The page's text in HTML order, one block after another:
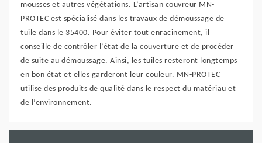
mousses et autres végétations. L’artisan couvreur MN-
PROTEC est spécialisé dans les travaux de démoussage de
tuile dans le 35400. Pour éviter tout enracinement, il
conseille de contrôler l’état de la couverture et de procéder
de suite au démoussage. Ainsi, les tuiles resteront longtemps
en bon état et elles garderont leur couleur. MN-PROTEC
utilise des produits de qualité dans le respect du matériau et
de l’environnement.